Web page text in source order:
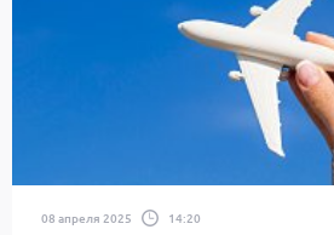
08 апреля 2025 14:20